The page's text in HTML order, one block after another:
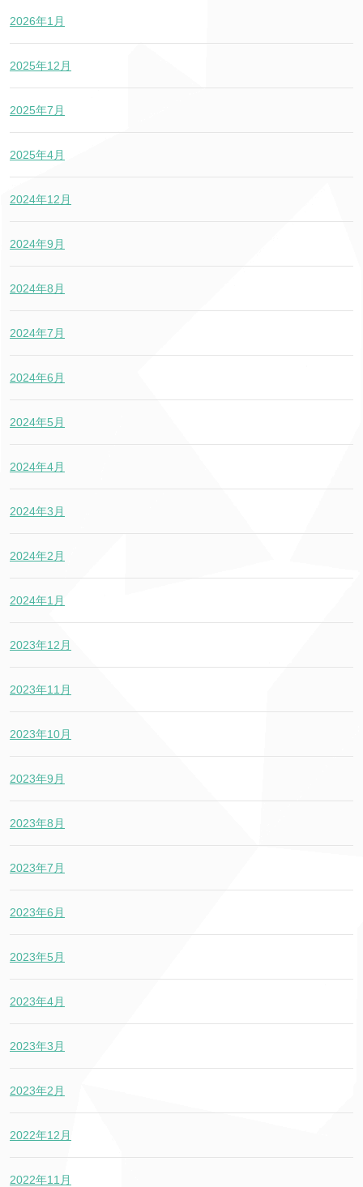
2026年1月
2025年12月
2025年7月
2025年4月
2024年12月
2024年9月
2024年8月
2024年7月
2024年6月
2024年5月
2024年4月
2024年3月
2024年2月
2024年1月
2023年12月
2023年11月
2023年10月
2023年9月
2023年8月
2023年7月
2023年6月
2023年5月
2023年4月
2023年3月
2023年2月
2022年12月
2022年11月